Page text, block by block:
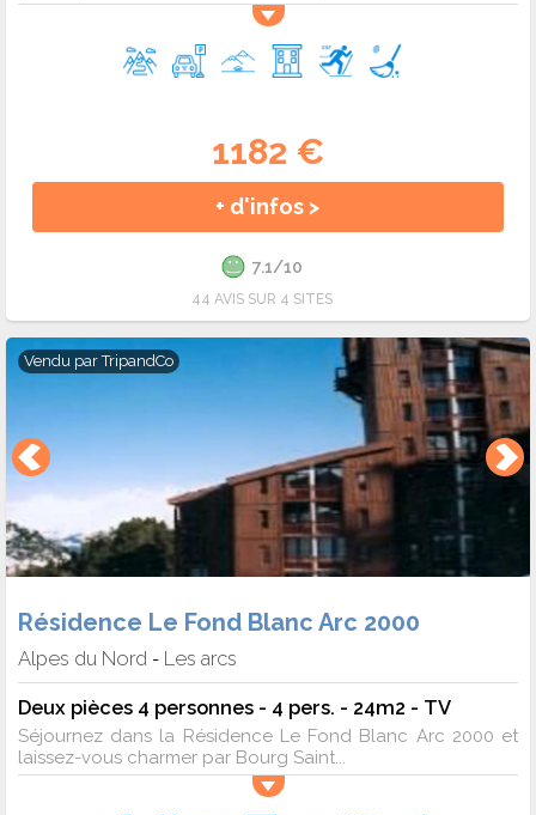
1182 €
+ d'infos >
7.1/10
44 AVIS SUR 4 SITES
Vendu parTripandCo
Résidence Le Fond Blanc Arc 2000
Alpes du Nord - Les arcs
Deux pièces 4 personnes - 4 pers. - 24m2 - TV
Séjournez dans la Résidence Le Fond Blanc Arc 2000 et
laissez-vous charmer par Bourg Saint...